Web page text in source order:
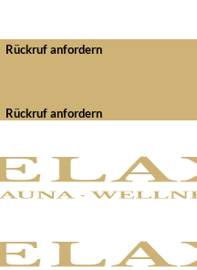
Rückruf anfordern
Rückruf anfordern